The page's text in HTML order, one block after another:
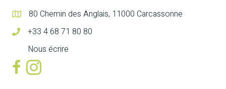
80 Chemin des Anglais, 11000 Carcassonne
+33 4 68 71 80 80
Nous écrire